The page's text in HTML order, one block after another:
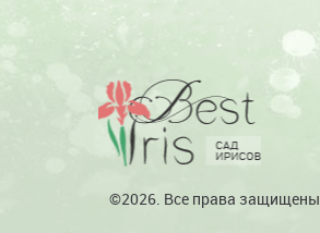
©2026. Все права защищены